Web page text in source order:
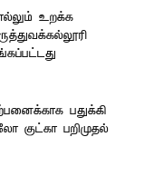
உறக்க
பதுக்கி
குட்கா பறிமுதல்